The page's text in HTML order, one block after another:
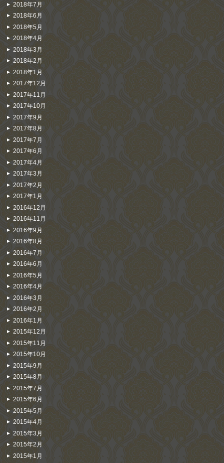
2018年7月
2018年6月
2018年5月
2018年4月
2018年3月
2018年2月
2018年1月
2017年12月
2017年11月
2017年10月
2017年9月
2017年8月
2017年7月
2017年6月
2017年4月
2017年3月
2017年2月
2017年1月
2016年12月
2016年11月
2016年9月
2016年8月
2016年7月
2016年6月
2016年5月
2016年4月
2016年3月
2016年2月
2016年1月
2015年12月
2015年11月
2015年10月
2015年9月
2015年8月
2015年7月
2015年6月
2015年5月
2015年4月
2015年3月
2015年2月
2015年1月